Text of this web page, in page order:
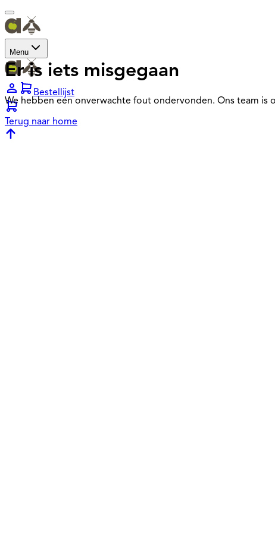
Menu
Bestellijst
Er is iets misgegaan
We hebben een onverwachte fout ondervonden. Ons team is
Terug naar home